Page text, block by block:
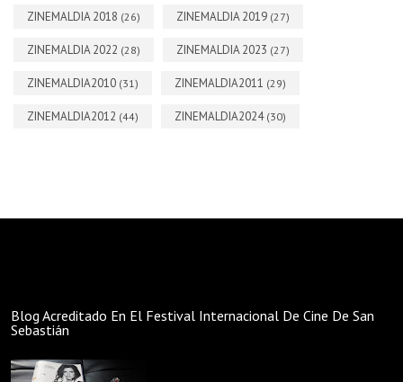
ZINEMALDIA 2018 (26) ZINEMALDIA 2019 (27)
ZINEMALDIA 2022 (28) ZINEMALDIA 2023 (27)
ZINEMALDIA2010 (31) ZINEMALDIA2011 (29)
ZINEMALDIA2012 (44) ZINEMALDIA2024 (30)
Blog Acreditado En El Festival Internacional De Cine De San
Sebastián